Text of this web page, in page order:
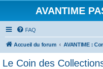
AVANTIME
FAQ
Accueil du forum
Le Coin des